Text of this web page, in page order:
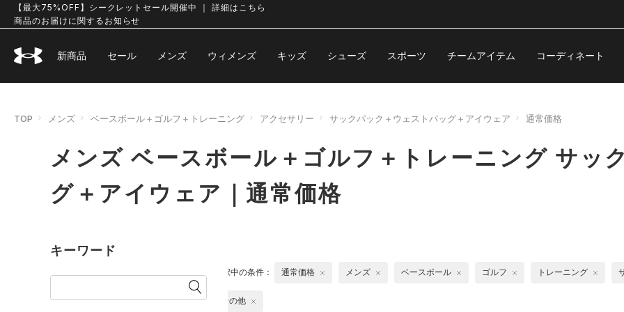
【最大75%OFF】シークレットセール開催中 ｜ 詳細はこちら
商品のお届けに関するお知らせ
新商品 セール メンズ ウィメンズ キッズ シューズ スポーツ チームアイテム コーディネート
TOP メンズ ベースボール＋ゴルフ＋トレーニング アクセサリー サックパック＋ウェストバッグ＋アイウェア 通常価格
メンズ ベースボール＋ゴルフ＋トレーニング サッ
グ＋アイウェア｜通常価格
キーワード
選択中の条件： 通常価格 メンズ ベースボール ゴルフ トレーニング
その他